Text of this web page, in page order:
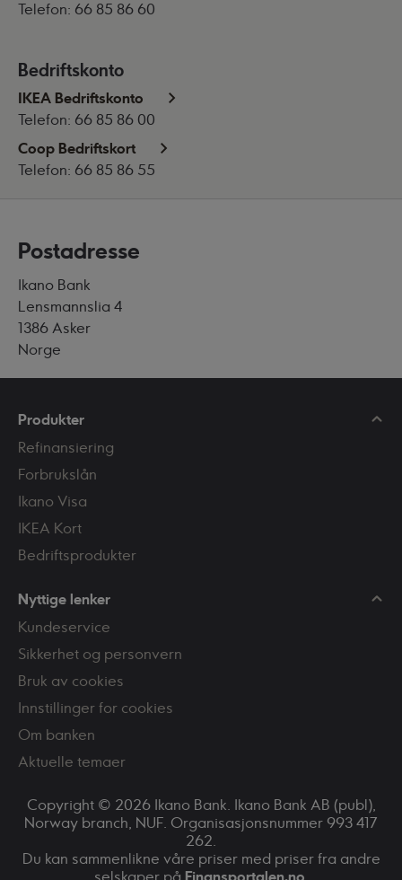
Telefon: 66 85 86 60
Bedriftskonto
IKEA Bedriftskonto
Telefon: 66 85 86 00
Coop Bedriftskort
Telefon: 66 85 86 55
Postadresse
Ikano Bank
Lensmannslia 4
1386 Asker
Norge
Produkter
Refinansiering
Forbrukslån
Ikano Visa
IKEA Kort
Bedriftsprodukter
Nyttige lenker
Kundeservice
Sikkerhet og personvern
Bruk av cookies
Innstillinger for cookies
Om banken
Aktuelle temaer
Copyright © 2026 Ikano Bank. Ikano Bank AB (publ),
Norway branch, NUF. Organisasjonsnummer 993 417
262.
Du kan sammenlikne våre priser med priser fra andre
selskaper på Finansportalen.no